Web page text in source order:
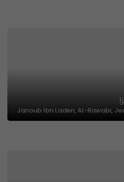
Janoub Ibn Laden, Al-Rawabi,